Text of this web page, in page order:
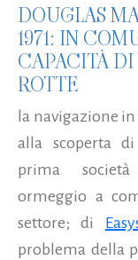
DOUGLAS
1971: IN
CAPACITÀ
ROTTE
la navigazione
alla scoperta
prima società
ormeggio a
settore; di
problema della